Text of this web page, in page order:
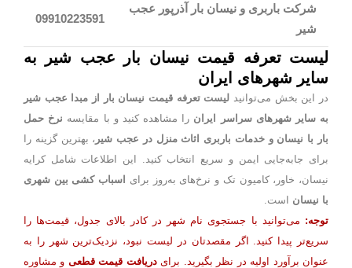
شرکت باربری و نیسان بار آذرپور عجب
09910223591
لیست تعرفه قیمت نیسان بار عجب شیر به
سایر شهرهای ایران
در این بخش می‌توانیدلیست تعرفه قیمت نیسان بار از مبدا عجب شیر
به سایر شهرهای سراسر ایران
را مشاهده کنید و با مقایسهنرخ حمل
بار با نیسان و خدمات باربری اثاث منزل در عجب شیر، بهترین گزینه را
برای جابه‌جایی ایمن و سریع انتخاب کنید. این اطلاعات شامل کرایه
نیسان، خاور، کامیون تک و نرخ‌های به‌روز برای اسباب کشی بین شهری
با نیساناست.
می‌توانید با جستجوی نام شهر در کادر بالای جدول، قیمت‌ها را
سریع‌تر پیدا کنید. اگر مقصدتان در لیست نبود، نزدیک‌ترین شهر را به
عنوان برآورد اولیه در نظر بگیرید. برای
دریافت قیمت قطعیو مشاوره